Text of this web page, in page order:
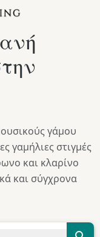
γάμου
γαμήλιες στιγμές
και κλαρίνο
και σύγχρονα